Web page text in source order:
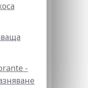
-